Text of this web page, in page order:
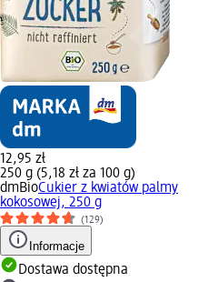
12,95 zł
250 g (5,18 zł za 100 g)
dmBioCukier z kwiatów palmy
kokosowej, 250 g
(129)
Informacje
Dostawa dostępna